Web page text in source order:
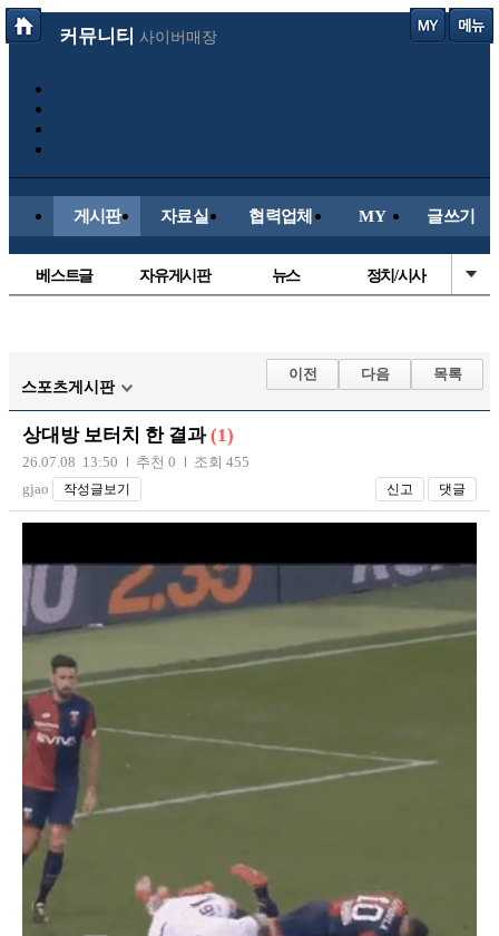
커뮤니티 사이버매장
게시판 자료실 협력업체 MY 글쓰기
베스트글 자유게시판 뉴스 정치/시사
해외축구
국내축구
스포츠게시판
이전 다음 목록
상대방 보터치 한 결과 (1)
26.07.08 13:50 추천 0
조회 455
gjao
작성글보기 신고 댓글